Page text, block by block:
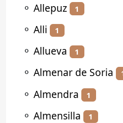
⚬ Allepuz 1
⚬ Alli 1
⚬ Allueva 1
⚬ Almenar de Soria
⚬ Almendra 1
⚬ Almensilla 1